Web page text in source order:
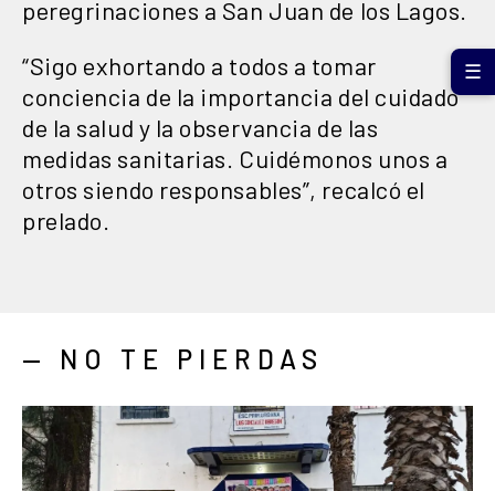
peregrinaciones a San Juan de los Lagos.
“Sigo exhortando a todos a tomar
conciencia de la importancia del cuidado
de la salud y la observancia de las
medidas sanitarias. Cuidémonos unos a
otros siendo responsables”, recalcó el
prelado.
— NO TE PIERDAS
☰